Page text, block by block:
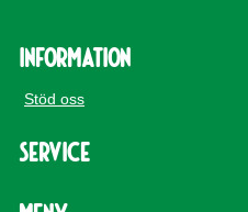
Information
Stöd oss
Service